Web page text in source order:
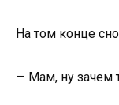
На том конце
— Мам, ну зачем